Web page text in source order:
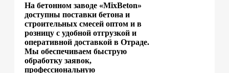
На бетонном заводе «MixBeton»
доступны поставки бетона и
строительных смесей оптом и в
розницу с удобной отгрузкой и
оперативной доставкой в Отраде.
Мы обеспечиваем быструю
обработку заявок,
профессиональную